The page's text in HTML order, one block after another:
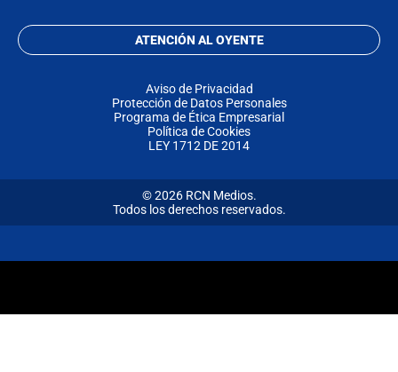
ATENCIÓN AL OYENTE
Aviso de Privacidad
Protección de Datos Personales
Programa de Ética Empresarial
Política de Cookies
LEY 1712 DE 2014
© 2026 RCN Medios.
Todos los derechos reservados.